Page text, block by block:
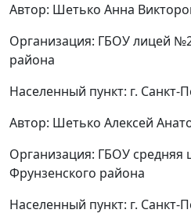
Автор: Шетько Анна
Организация: ГБОУ лицей
района
Населенный пункт: г. Санкт-
Автор: Шетько Алексей
Организация: ГБОУ
Фрунзенского района
Населенный пункт: г. Санкт-